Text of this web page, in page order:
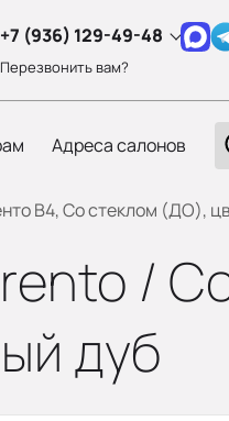
+7 (936) 129-49-48
Перезвонить вам?
Адреса салонов
В4, Со стеклом (ДО),
/
дуб